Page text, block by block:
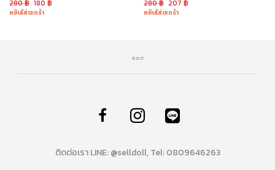
280฿ 180฿
หยิบใส่ตะกร้า
280฿ 207 ฿
หยิบใส่ตะกร้า
ติดต่อเรา LINE: @selldoll, Tel: 0809646263